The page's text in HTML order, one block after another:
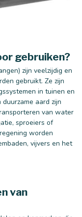
gebruiken?
zijn veelzijdig en
gebruikt. Ze zijn
in tuinen en
aard zijn
van water
sproeiers of
worden
vijvers en het
van